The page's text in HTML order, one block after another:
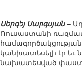
Սերգեյ Սարգսյան–
Ռուսաստանի
կանխատեսելի էր եւ
նախատեսված